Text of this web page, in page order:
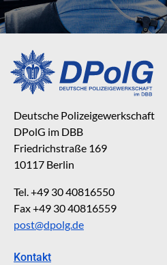
Deutsche Polizeigewerkschaft
DPolG im DBB
Friedrichstraße 169
10117 Berlin
Tel. +49 30 40816550
Fax +49 30 40816559
post@dpolg.de
Kontakt